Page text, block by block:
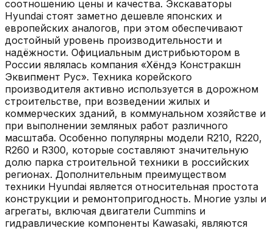
соотношению цены и качества. Экскаваторы
Hyundai стоят заметно дешевле японских и
европейских аналогов, при этом обеспечивают
достойный уровень производительности и
надёжности. Официальным дистрибьютором в
России являлась компания «Хёндэ Констракшн
Эквипмент Рус». Техника корейского
производителя активно используется в дорожном
строительстве, при возведении жилых и
коммерческих зданий, в коммунальном хозяйстве и
при выполнении земляных работ различного
масштаба. Особенно популярны модели R210, R220,
R260 и R300, которые составляют значительную
долю парка строительной техники в российских
регионах. Дополнительным преимуществом
техники Hyundai является относительная простота
конструкции и ремонтопригодность. Многие узлы и
агрегаты, включая двигатели Cummins и
гидравлические компоненты Kawasaki, являются